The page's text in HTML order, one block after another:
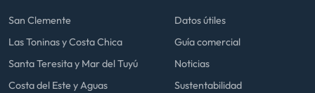
San Clemente
Las Toninas y Costa Chica
Santa Teresita y Mar del Tuyú
Costa del Este y Aguas
Datos útiles
Guía comercial
Noticias
Sustentabilidad